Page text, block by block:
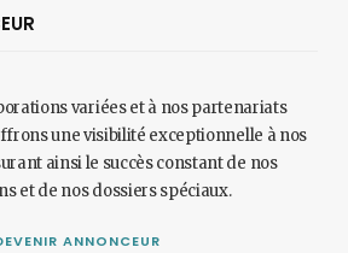
variées et à nos partenariats
une visibilité exceptionnelle à nos
ainsi le succès constant de nos
et de nos dossiers spéciaux.
ANNONCEUR